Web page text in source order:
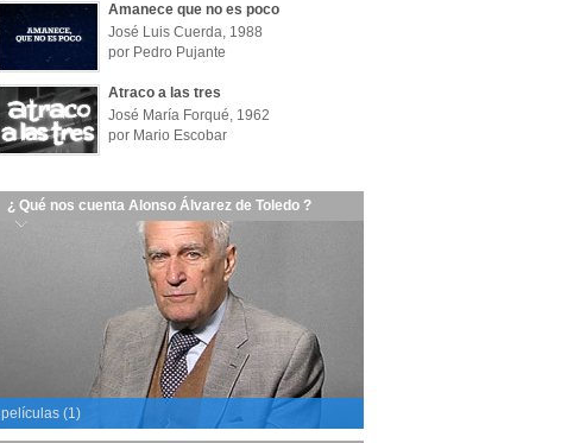
Amanece que no es poco
José Luis Cuerda, 1988
por Pedro Pujante
Atraco a las tres
José María Forqué, 1962
por Mario Escobar
¿ Qué nos cuenta Alonso Álvarez de Toledo ?
películas (1)